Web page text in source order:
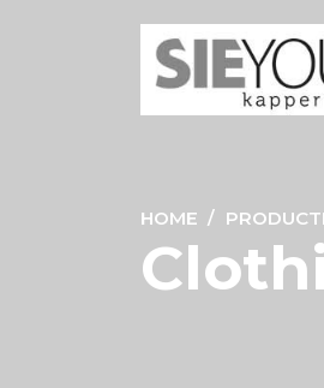
HOME